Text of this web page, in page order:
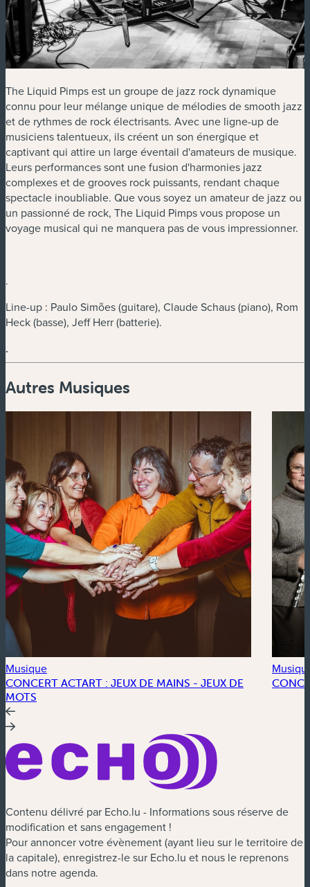
The Liquid Pimps est un groupe de jazz rock dynamique
connu pour leur mélange unique de mélodies de smooth jazz
et de rythmes de rock électrisants. Avec une ligne-up de
musiciens talentueux, ils créent un son énergique et
captivant qui attire un large éventail d'amateurs de musique.
Leurs performances sont une fusion d'harmonies jazz
complexes et de grooves rock puissants, rendant chaque
spectacle inoubliable. Que vous soyez un amateur de jazz ou
un passionné de rock, The Liquid Pimps vous propose un
voyage musical qui ne manquera pas de vous impressionner.
.
Line-up : Paulo Simões (guitare), Claude Schaus (piano), Rom
Heck (basse), Jeff Herr (batterie).
.
Autres Musiques
Musique
CONCERT ACTART : JEUX DE MAINS - JEUX DE
MOTS
Contenu délivré par Echo.lu - Informations sous réserve de
modification et sans engagement !
Pour annoncer votre évènement (ayant lieu sur le territoire de
la capitale), enregistrez-le sur Echo.lu et nous le reprenons
dans notre agenda.